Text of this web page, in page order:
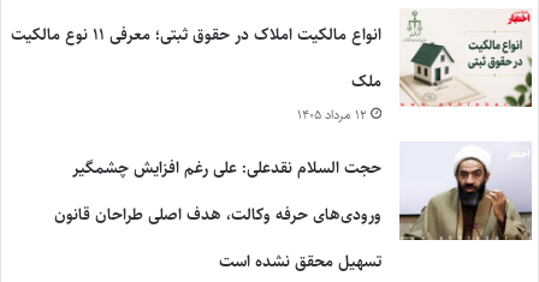
انواع مالکیت املاک در حقوق ثبتی؛ معرفی ۱۱ نوع مالکیت
ملک
۱۲ مرداد ۱۴۰۵
حجت السلام نقدعلی: علی رغم افزایش چشمگیر
ورودی‌های حرفه وکالت، هدف اصلی طراحان قانون
تسهیل محقق نشده است